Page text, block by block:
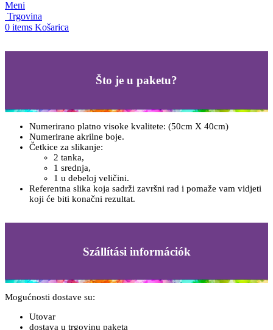
Meni
Trgovina
0 items Košarica
Što je u paketu?
Numerirano platno visoke kvalitete: (50cm X 40cm)
Numerirane akrilne boje.
Četkice za slikanje:
2 tanka,
1 srednja,
1 u debeloj veličini.
Referentna slika koja sadrži završni rad i pomaže vam vidjeti
koji će biti konačni rezultat.
Szállítási információk
Mogućnosti dostave su:
Utovar
dostava u trgovinu paketa